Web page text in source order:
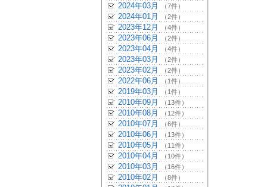
2024年03月 （7件）
2024年01月 （2件）
2023年12月 （4件）
2023年06月 （2件）
2023年04月 （4件）
2023年03月 （2件）
2023年02月 （2件）
2022年06月 （1件）
2019年03月 （1件）
2010年09月 （13件）
2010年08月 （12件）
2010年07月 （6件）
2010年06月 （13件）
2010年05月 （11件）
2010年04月 （10件）
2010年03月 （16件）
2010年02月 （8件）